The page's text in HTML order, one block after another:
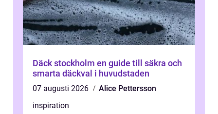
Däck stockholm en guide till säkra och
smarta däckval i huvudstaden
07 augusti 2026
Alice Pettersson
inspiration